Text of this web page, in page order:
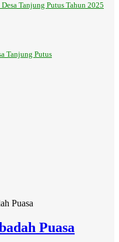
Desa Tanjung Putus Tahun 2025
Tanjung Putus
Puasa